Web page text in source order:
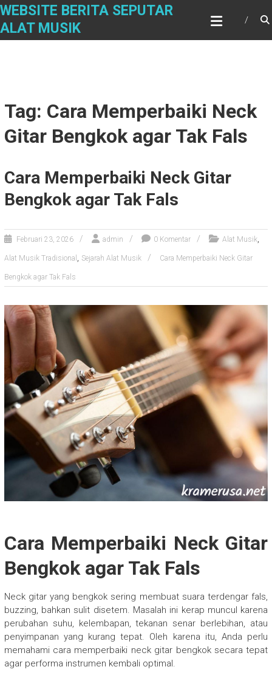
Skip
content
WEBSITE BERITA SEPUTAR
ALAT MUSIK
Tag: Cara Memperbaiki Neck
Gitar Bengkok agar Tak Fals
Cara Memperbaiki Neck Gitar
Bengkok agar Tak Fals
Februari 23, 2026 admin 0 Komentar Alat Musik,
Alat Musik Tradisional , Sejarah Alat Musik Cara Memperbaiki Neck Gitar
Bengkok agar Tak Fals
Cara Memperbaiki Neck Gitar
Bengkok agar Tak Fals
Neck gitar yang bengkok sering membuat suara terdengar fals,
buzzing, bahkan sulit disetem. Masalah ini kerap muncul karena
perubahan suhu, kelembapan, tekanan senar berlebihan, atau
penyimpanan yang kurang tepat. Oleh karena itu, Anda perlu
memahami cara memperbaiki neck gitar bengkok secara tepat
agar performa instrumen kembali optimal.